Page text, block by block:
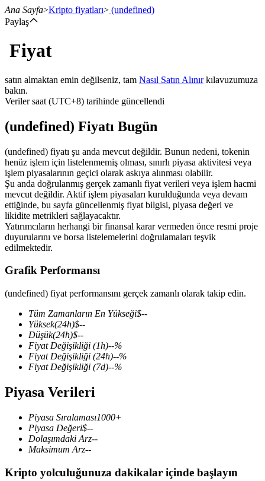
Vadeli İşlemler
USDT Vadeli İşlemleri
Teminat olarak USDT kullanan vadeli işlemler
COIN-M Vadeli İşlemleri
Kripto Para Vadeli İşlemleri
Ana Sayfa>Kripto fiyatları> (undefined)
Paylaş
Fiyat
satın almaktan emin değilseniz, tam Nasıl Satın Alınırkılavuzumuza
bakın.
Veriler saat (UTC+8) tarihinde güncellendi
(undefined) Fiyatı Bugün
(undefined) fiyatı şu anda mevcut değildir. Bunun nedeni, tokenin
henüz işlem için listelenmemiş olması, sınırlı piyasa aktivitesi veya
işlem piyasalarının geçici olarak askıya alınması olabilir.
Şu anda doğrulanmış gerçek zamanlı fiyat verileri veya işlem hacmi
mevcut değildir. Aktif işlem piyasaları kurulduğunda veya devam
ettiğinde, bu sayfa güncellenmiş fiyat bilgisi, piyasa değeri ve
likidite metrikleri sağlayacaktır.
Yatırımcıların herhangi bir finansal karar vermeden önce resmi proje
duyurularını ve borsa listelemelerini doğrulamaları teşvik
edilmektedir.
Grafik Performansı
(undefined) fiyat performansını gerçek zamanlı olarak takip edin.
Tüm Zamanların En Yükseği$--
Yüksek(24h)$--
Düşük(24h)$--
Fiyat Değişikliği (1h)--%
Fiyat Değişikliği (24h)--%
Fiyat Değişikliği (7d)--%
Piyasa Verileri
Piyasa Sıralaması1000+
Piyasa Değeri$--
Dolaşımdaki Arz--
Maksimum Arz--
Kripto yolculuğunuza dakikalar içinde başlayın